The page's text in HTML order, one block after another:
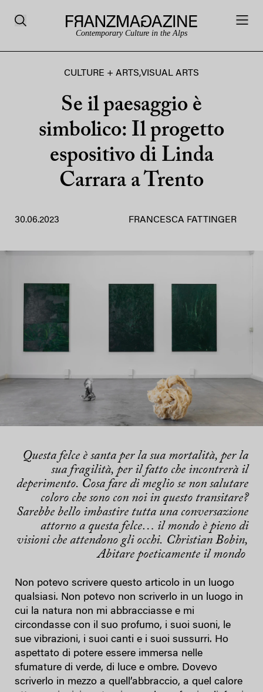
Contemporary Culture in the Alps
CULTURE + ARTS,VISUAL ARTS
Se il paesaggio è
simbolico: Il progetto
espositivo di Linda
Carrara a Trento
30.06.2023 FRANCESCA FATTINGER
Questa felce è santa per la sua mortalità, per la
sua fragilità, per il fatto che incontrerà il
deperimento. Cosa fare di meglio se non salutare
coloro che sono con noi in questo transitare?
Sarebbe bello imbastire tutta una conversazione
attorno a questa felce… il mondo è pieno di
visioni che attendono gli occhi. Christian Bobin,
Abitare poeticamente il mondo
Non potevo scrivere questo articolo in un luogo
qualsiasi. Non potevo non scriverlo in un luogo in
cui la natura non mi abbracciasse e mi
circondasse con il suo profumo, i suoi suoni, le
sue vibrazioni, i suoi canti e i suoi sussurri. Ho
aspettato di potere essere immersa nelle
sfumature di verde, di luce e ombre. Dovevo
scriverlo in mezzo a quell’abbraccio, a quel calore